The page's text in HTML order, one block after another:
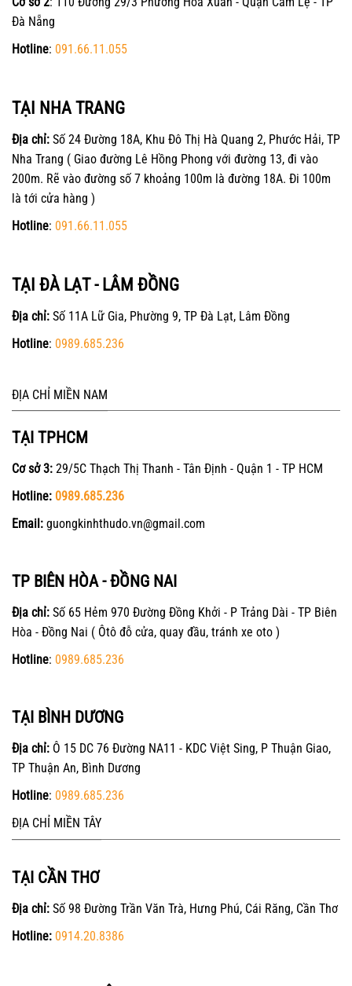
Đà Nẵng
Hotline: 091.66.11.055
TẠI NHA TRANG
Địa chỉ: Số 24 Đường 18A, Khu Đô Thị Hà Quang 2, Phước Hải, TP
Nha Trang ( Giao đường Lê Hồng Phong với đường 13, đi vào
200m. Rẽ vào đường số 7 khoảng 100m là đường 18A. Đi 100m
là tới cửa hàng )
Hotline: 091.66.11.055
TẠI ĐÀ LẠT - LÂM ĐỒNG
Địa chỉ: Số 11A Lữ Gia, Phường 9, TP Đà Lạt, Lâm Đồng
Hotline: 0989.685.236
ĐỊA CHỈ MIỀN NAM
TẠI TPHCM
Cơ sở 3: 29/5C Thạch Thị Thanh - Tân Định - Quận 1 - TP HCM
Hotline: 0989.685.236
Email: guongkinhthudo.vn@gmail.com
TP BIÊN HÒA - ĐỒNG NAI
Địa chỉ: Số 65 Hẻm 970 Đường Đồng Khởi - P Trảng Dài - TP Biên
Hòa - Đồng Nai ( Ôtô đỗ cửa, quay đầu, tránh xe oto )
Hotline: 0989.685.236
TẠI BÌNH DƯƠNG
Địa chỉ: Ô 15 DC 76 Đường NA11 - KDC Việt Sing, P Thuận Giao,
TP Thuận An, Bình Dương
Hotline: 0989.685.236
ĐỊA CHỈ MIỀN TÂY
TẠI CẦN THƠ
Địa chỉ: Số 98 Đường Trần Văn Trà, Hưng Phú, Cái Răng, Cần Thơ
Hotline: 0914.20.8386